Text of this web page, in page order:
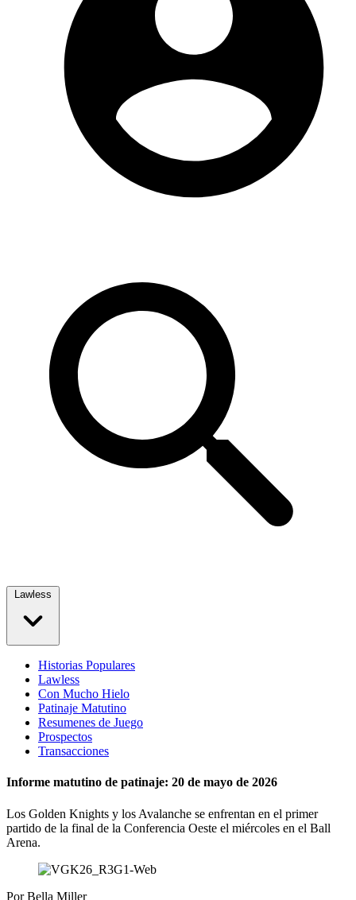
Lawless
Historias Populares
Lawless
Con Mucho Hielo
Patinaje Matutino
Resumenes de Juego
Prospectos
Transacciones
Informe matutino de patinaje: 20 de mayo de 2026
Los Golden Knights y los Avalanche se enfrentan en el primer
partido de la final de la Conferencia Oeste el miércoles en el Ball
Arena.
Por Bella Miller